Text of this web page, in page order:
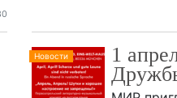
Новости
1